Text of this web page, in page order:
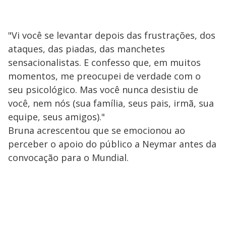
"Vi você se levantar depois das frustrações, dos
ataques, das piadas, das manchetes
sensacionalistas. E confesso que, em muitos
momentos, me preocupei de verdade com o
seu psicológico. Mas você nunca desistiu de
você, nem nós (sua família, seus pais, irmã, sua
equipe, seus amigos)."
Bruna acrescentou que se emocionou ao
perceber o apoio do público a Neymar antes da
convocação para o Mundial.